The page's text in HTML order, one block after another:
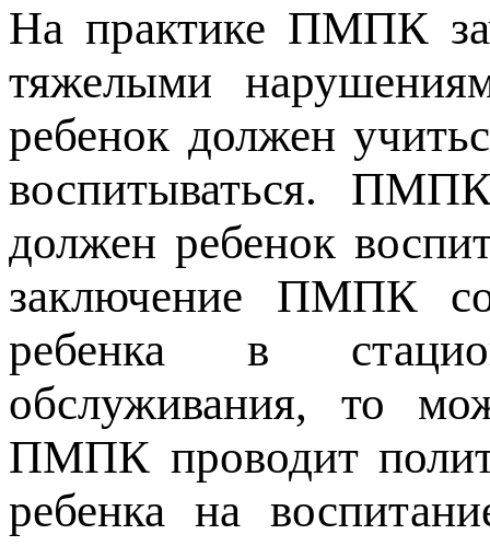
На практике ПМПК
тяжелыми
ребенок должен
воспитываться.
должен ребенок
заключение ПМПК
ребенка в
обслуживания, то
ПМПК проводит
ребенка на